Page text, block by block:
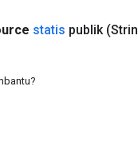
statis publik